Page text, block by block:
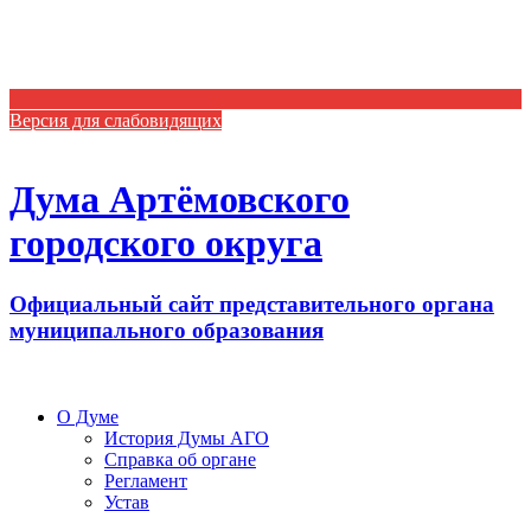
Версия для слабовидящих
Дума Артёмовского
городского округа
Официальный сайт представительного органа
муниципального образования
О Думе
История Думы АГО
Справка об органе
Регламент
Устав